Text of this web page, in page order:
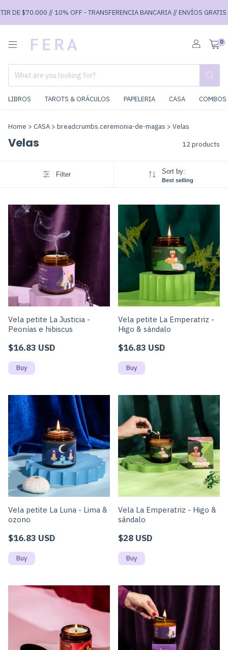
$70.000 // 10% OFF - TRANSFERENCIA BANCARIA // ENVÍOS GRATIS A
0
LIBROS TAROTS & ORÁCULOS PAPELERIA CASA
Home > CASA > breadcrumbs.ceremonia-de-magas > Velas
Velas 12 products
Filter Sort by:
Best selling
Vela petite La Justicia -
Peonías e hibiscus
$16.83 USD
Vela petite La Emperatriz -
Higo & sándalo
$16.83 USD
Vela petite La Luna - Lima &
ozono
$16.83 USD
Vela La Emperatriz - Higo &
sándalo
$28 USD